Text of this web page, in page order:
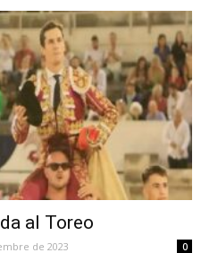
al Toreo
de 2023 0